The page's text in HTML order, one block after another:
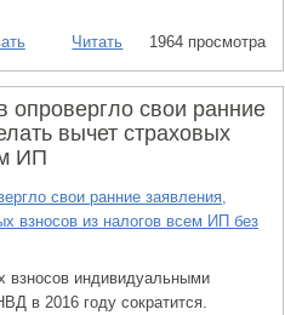
Читать 1964 просмотра
опровергло свои ранние
вычет страховых
ИП
взносов индивидуальными
в 2016 году сократится.